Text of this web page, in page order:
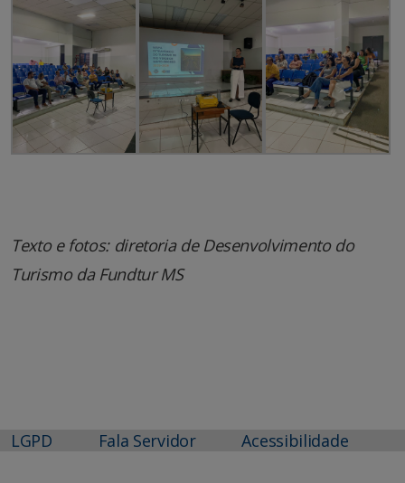
Texto e fotos: diretoria de Desenvolvimento do
Turismo da Fundtur MS
LGPD Fala Servidor Acessibilidade